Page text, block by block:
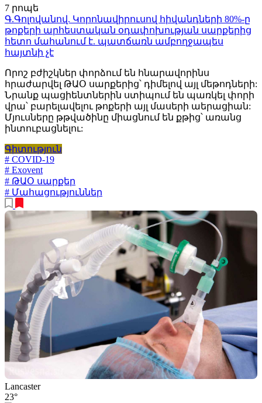
7 րոպե
Գ.Գոլովանով. Կորոնավիրուսով հիվանդների 80%-ը
թոքերի արհեստական օդափոխության սարքերից
հետո մահանում է. պատճառն ամբողջապես
հայտնի չէ
Որոշ բժիշկներ փորձում են հնարավորինս
հրաժարվել ԹԱՕ սարքերից՝ դիմելով այլ մեթոդների:
Նրանք պացիենտներին ստիպում են պառկել փորի
վրա՝ բարելավելու թոքերի այլ մասերի աերացիան:
Մյուսները թթվածինը միացնում են քթից՝ առանց
ինտուբացնելու:
Գիտություն
# COVID-19
# Exovent
# ԹԱՕ սարքեր
# Մահացություններ
Lancaster
23°